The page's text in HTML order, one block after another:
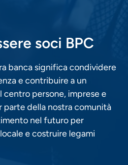
soci BPC
banca significa condividere
e contribuire a un
persone, imprese e
parte della nostra comunità
nel futuro per
e costruire legami